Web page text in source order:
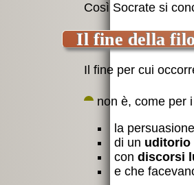
Così Socrate si
il fine della
Il fine per cui
non è, come per i
la persuasione
di un uditorio
con discorsi
e che